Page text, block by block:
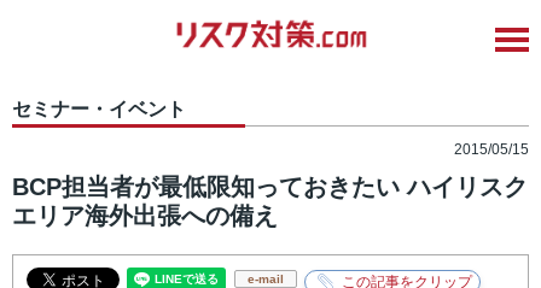
セミナー・イベント
2015/05/15
BCP担当者が最低限知っておきたい ハイリスク
エリア海外出張への備え
e-mail